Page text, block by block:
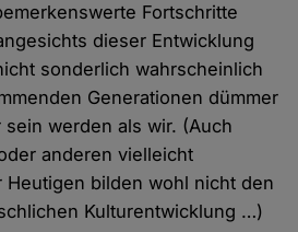
Fortschritte
dieser Entwicklung
sonderlich wahrscheinlich
Generationen dümmer
werden als wir. (Auch
anderen vielleicht
Heutigen bilden wohl nicht den
Kulturentwicklung …)